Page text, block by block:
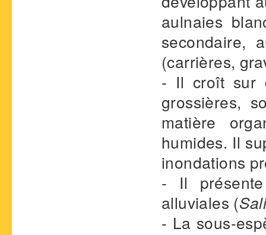
aulnaies
secondaire,
(carrières,
- Il croît sur
grossières,
matière
humides. Il
inondations
- Il
alluviales (
- La sous-